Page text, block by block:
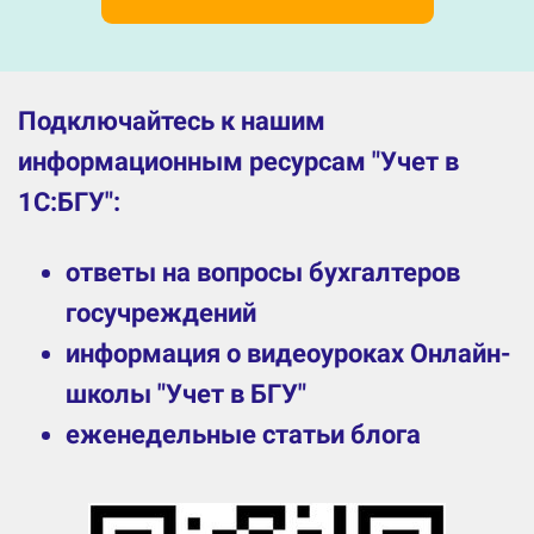
Подключайтесь к нашим
информационным ресурсам "Учет в
1С:БГУ":
ответы на вопросы бухгалтеров
госучреждений
информация о видеоуроках Онлайн-
школы "Учет в БГУ"
еженедельные статьи блога